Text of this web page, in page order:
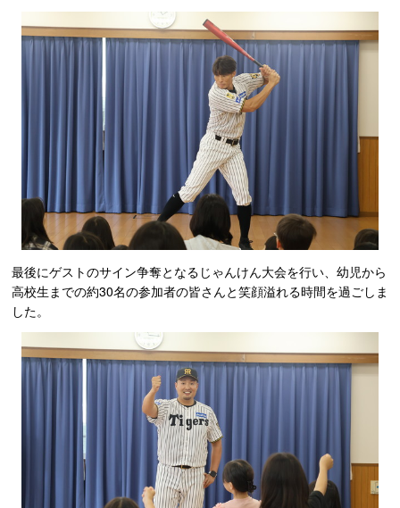
最後にゲストのサイン争奪となるじゃんけん大会を行い、幼児から
高校生までの約30名の参加者の皆さんと笑顔溢れる時間を過ごしま
した。